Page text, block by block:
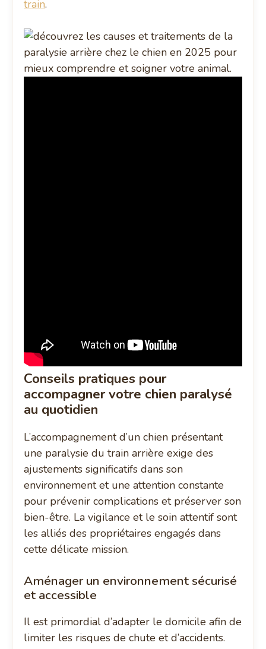
train.
Conseils pratiques pour
accompagner votre chien paralysé
au quotidien
L’accompagnement d’un chien présentant
une paralysie du train arrière exige des
ajustements significatifs dans son
environnement et une attention constante
pour prévenir complications et préserver son
bien-être. La vigilance et le soin attentif sont
les alliés des propriétaires engagés dans
cette délicate mission.
Aménager un environnement sécurisé
et accessible
Il est primordial d’adapter le domicile afin de
limiter les risques de chute et d’accidents.